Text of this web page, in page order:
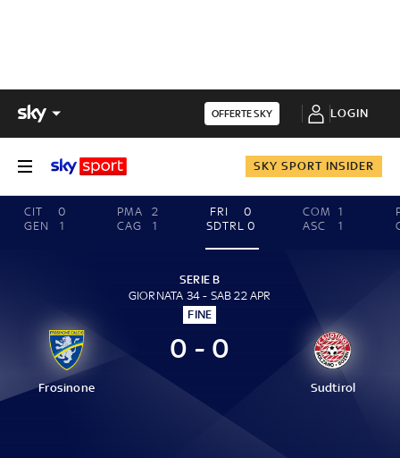
OFFERTE SKY LOGIN
SKY SPORT INSIDER
CIT
0
GEN
1
PMA
2
CAG
1
FRI
0
SDTRL 0
COM
1
ASC
1
SERIE B
GIORNATA 34 - SAB 22 APR
FINE
Frosinone
0 - 0
Sudtirol